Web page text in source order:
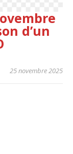
d’un
25 novembre 2025